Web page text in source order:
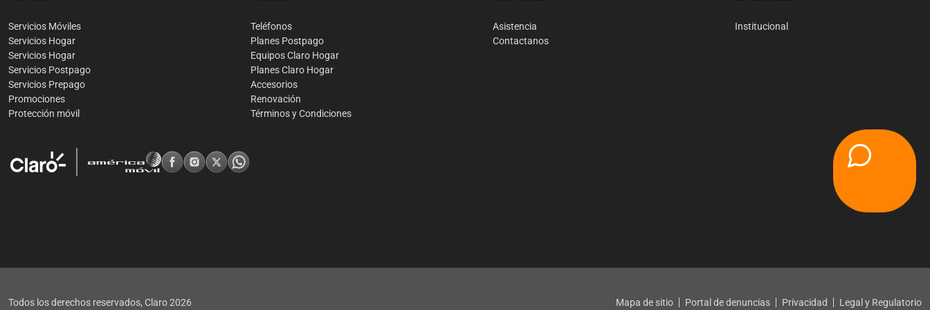
Servicios Móviles
Servicios Hogar
Servicios Hogar
Servicios Postpago
Servicios Prepago
Promociones
Protección móvil
Teléfonos
Planes Postpago
Equipos Claro Hogar
Planes Claro Hogar
Accesorios
Renovación
Términos y Condiciones
Asistencia
Contactanos
Institucional
Todos los derechos reservados, Claro2026 Mapa de sitio Portal de denuncias Privacidad Legal y Regulatorio